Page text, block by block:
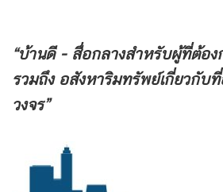
“บ้านดี - สื่อกลางสำหรับผู้ที่ต้อง
รวมถึง อสังหาริมทรัพย์เกี่ยวกับ
วงจร”